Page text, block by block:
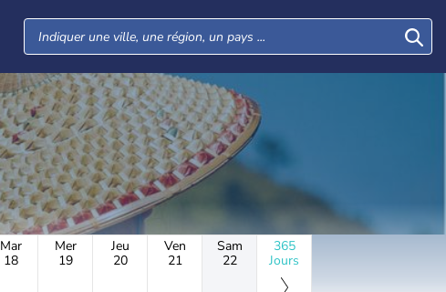
Mar
18
Mer
19
Jeu
20
Ven
21
Sam
22
365
Jours